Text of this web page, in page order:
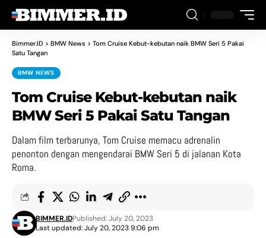
Bimmer.ID > BMW News > Tom Cruise Kebut-kebutan naik BMW Seri 5 Pakai
Satu Tangan
BMW NEWS
Tom Cruise Kebut-kebutan naik
BMW Seri 5 Pakai Satu Tangan
Dalam film terbarunya, Tom Cruise memacu adrenalin
penonton dengan mengendarai BMW Seri 5 di jalanan Kota
Roma.
Last updated: July 20, 2023 9:06 pm
BIMMER.IDPublished: July 20, 2023